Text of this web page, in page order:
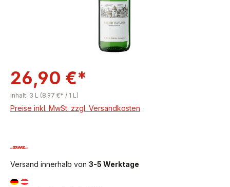
26,90 €*
Inhalt: 3 L (8,97 €* / 1 L)
Preise inkl. MwSt. zzgl. Versandkosten
Versand innerhalb von 3-5 Werktage